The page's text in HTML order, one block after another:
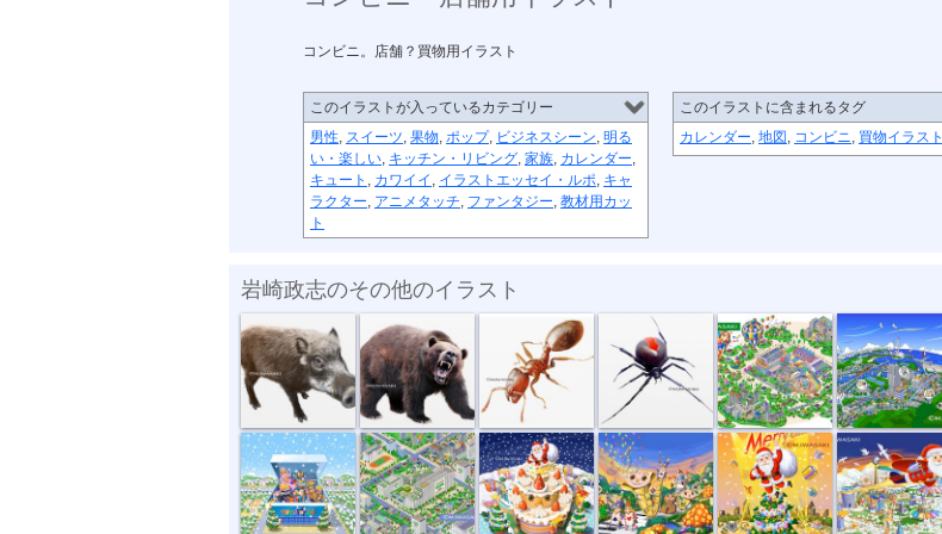
コンビニ。店舗？買物用イラスト
このイラストが入っているカテゴリー
男性, スイーツ, 果物, ポップ, ビジネスシーン, 明る
い・楽しい, キッチン・リビング, 家族, カレンダー,
キュート , カワイイ , イラストエッセイ・ルポ, キャ
ラクター, アニメタッチ, ファンタジー, 教材用カッ
ト
このイラストに含まれるタグ
カレンダー, 地図 , コンビニ, 買物イラスト
岩崎政志のその他のイラスト
危険生物・イ... 危険生物・クマ 危険生物・ヒ...
トイザラスポ... マンション・... サンタとクリ... 音楽会のパレ... メリークリス... サンタ飛行機...